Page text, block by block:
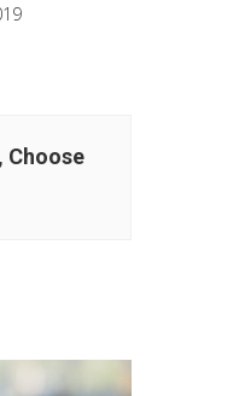
Choose